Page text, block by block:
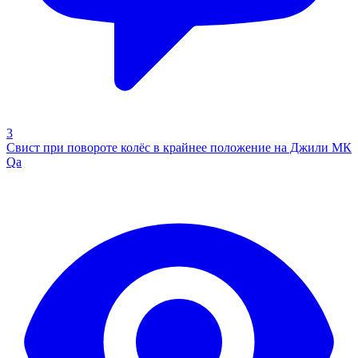
3
Свист при повороте колёс в крайнее положение на Джили МК
Qa